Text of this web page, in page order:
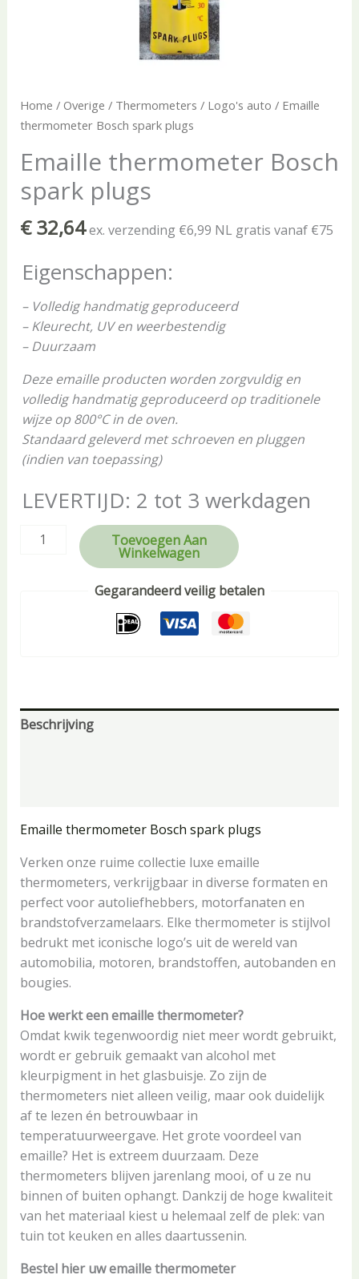
Home / Overige / Thermometers / Logo's auto / Emaille
thermometer Bosch spark plugs
Emaille thermometer Bosch
spark plugs
€32,64ex. verzending €6,99 NL gratis vanaf €75
Eigenschappen:
– Volledig handmatig geproduceerd
– Kleurecht, UV en weerbestendig
– Duurzaam
Deze emaille producten worden zorgvuldig en
volledig handmatig geproduceerd op traditionele
wijze op 800°C in de oven.
Standaard geleverd met schroeven en pluggen
(indien van toepassing)
LEVERTIJD: 2 tot 3 werkdagen
Toevoegen Aan
Winkelwagen
Gegarandeerd veilig betalen
Beschrijving
Emaille thermometer Bosch spark plugs
Verken onze ruime collectie luxe emaille
thermometers, verkrijgbaar in diverse formaten en
perfect voor autoliefhebbers, motorfanaten en
brandstofverzamelaars. Elke thermometer is stijlvol
bedrukt met iconische logo’s uit de wereld van
automobilia, motoren, brandstoffen, autobanden en
bougies.
Hoe werkt een emaille thermometer?
Omdat kwik tegenwoordig niet meer wordt gebruikt,
wordt er gebruik gemaakt van alcohol met
kleurpigment in het glasbuisje. Zo zijn de
thermometers niet alleen veilig, maar ook duidelijk
af te lezen én betrouwbaar in
temperatuurweergave. Het grote voordeel van
emaille? Het is extreem duurzaam. Deze
thermometers blijven jarenlang mooi, of u ze nu
binnen of buiten ophangt. Dankzij de hoge kwaliteit
van het materiaal kiest u helemaal zelf de plek: van
tuin tot keuken en alles daartussenin.
Bestel hier uw emaille thermometer